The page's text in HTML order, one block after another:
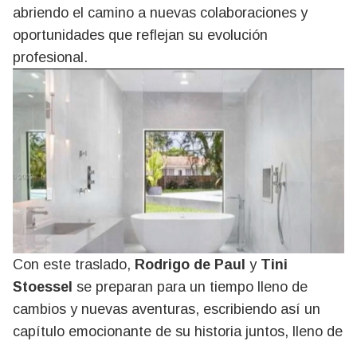
abriendo el camino a nuevas colaboraciones y
oportunidades que reflejan su evolución
profesional.
Con este traslado, Rodrigo de Paul y Tini
Stoessel se preparan para un tiempo lleno de
cambios y nuevas aventuras, escribiendo así un
capítulo emocionante de su historia juntos, lleno de